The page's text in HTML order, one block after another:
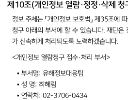
제10조(개인정보 열람·정정·삭제 청
정보 주체는 「개인정보 보호법」 제35조에
청구 아래의 부서에 할 수 있습니다. 재단은
가 신속하게 처리되도록 노력하겠습니다.
<개인정보 열람청구 접수·처리 부서>
• 부서명: 유해정보대응팀
• 성 명: 최혜림
• 연락처: 02-3706-0434